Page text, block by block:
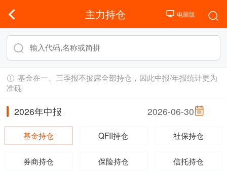
主力持仓
基金在一、三季报不披露全部持仓，因此中报/年报统计更为
准确
2026年中报 2026-06-30
基金持仓 QFII持仓 社保持仓
券商持仓 保险持仓 信托持仓